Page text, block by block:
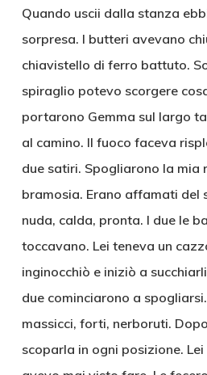
Quando uscii dalla stanza
sorpresa. I butteri avevano
chiavistello di ferro battuto.
spiraglio potevo scorgere
portarono Gemma sul largo
al camino. Il fuoco faceva
due satiri. Spogliarono la mia
bramosia. Erano affamati del
nuda, calda, pronta. I due le
toccavano. Lei teneva un
inginocchiò e iniziò a
due cominciarono a
massicci, forti, nerboruti.
scoparla in ogni posizione.